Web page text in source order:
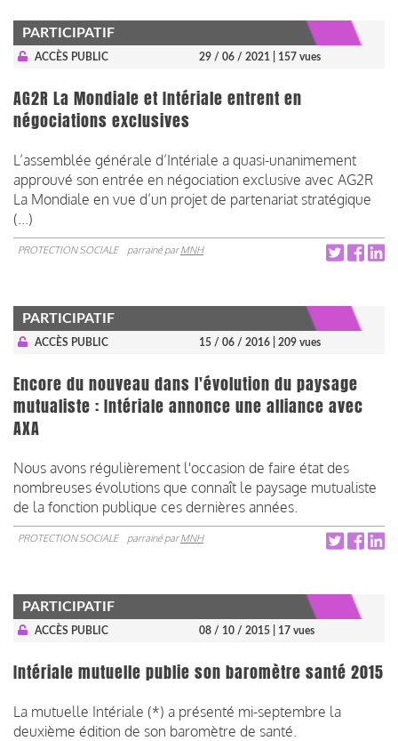
PARTICIPATIF
ACCÈS PUBLIC 29 / 06 / 2021 | 157 vues
AG2R La Mondiale et Intériale entrent en
négociations exclusives
L’assemblée générale d’Intériale a quasi-unanimement
approuvé son entrée en négociation exclusive avec AG2R
La Mondiale en vue d’un projet de partenariat stratégique
(...)
PROTECTION SOCIALE parrainé parMNH
PARTICIPATIF
ACCÈS PUBLIC 15 / 06 / 2016 | 209 vues
Encore du nouveau dans l'évolution du paysage
mutualiste : Intériale annonce une alliance avec
AXA
Nous avons régulièrement l'occasion de faire état des
nombreuses évolutions que connaît le paysage mutualiste
de la fonction publique ces dernières années.
PROTECTION SOCIALE parrainé parMNH
PARTICIPATIF
ACCÈS PUBLIC 08 / 10 / 2015 | 17 vues
Intériale mutuelle publie son baromètre santé 2015
La mutuelle Intériale (*) a présenté mi-septembre la
deuxième édition de son baromètre de santé.